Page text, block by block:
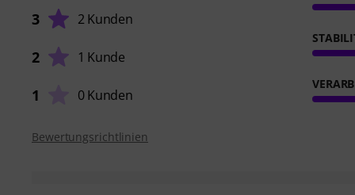
3 2 Kunden
2 1 Kunde
1 0 Kunden
Bewertungsrichtlinien